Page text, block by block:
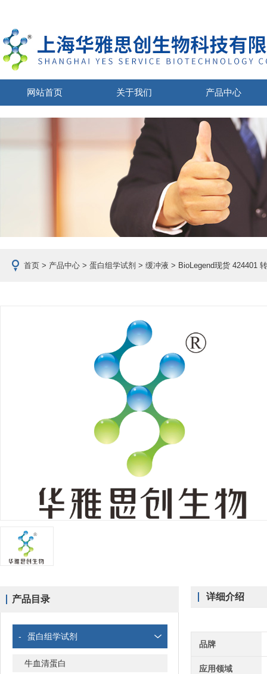
网站首页 关于我们 产品中心
首页 > 产品中心 > 蛋白组学试剂 > 缓冲液 > BioLegend现货 424401
产品目录
- 蛋白组学试剂
牛血清蛋白
详细介绍
品牌
应用领域